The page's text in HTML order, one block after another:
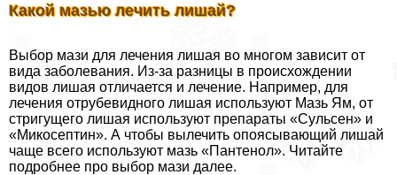
Какой мазью лечить лишай?
Выбор мази для лечения лишая во многом зависит от
вида заболевания. Из-за разницы в происхождении
видов лишая отличается и лечение. Например, для
лечения отрубевидного лишая используют Мазь Ям, от
стригущего лишая используют препараты «Сульсен» и
«Микосептин». А чтобы вылечить опоясывающий лишай
чаще всего используют мазь «Пантенол». Читайте
подробнее про выбор мази далее.